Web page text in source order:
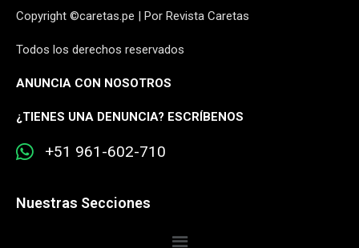
Copyright ©caretas.pe | Por Revista Caretas
Todos los derechos reservados
ANUNCIA CON NOSOTROS
¿TIENES UNA DENUNCIA? ESCRÍBENOS
+51 961-602-710
Nuestras Secciones